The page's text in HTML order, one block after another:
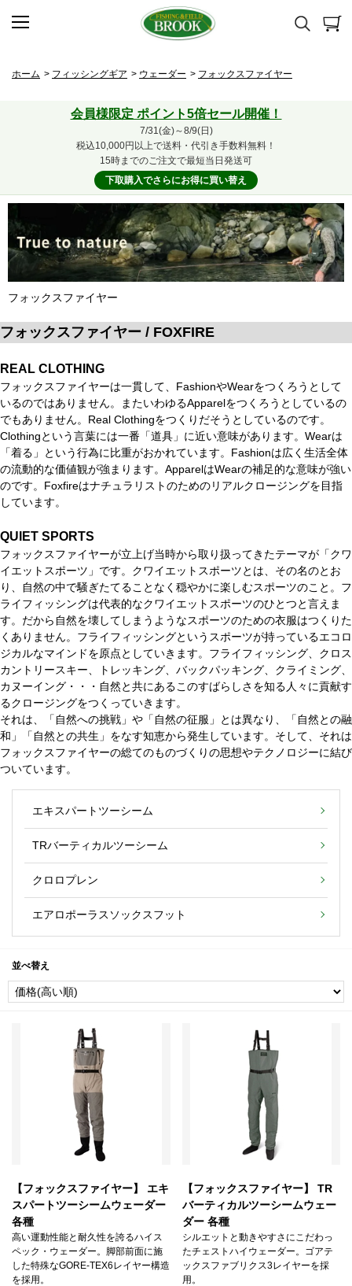
ホーム > フィッシングギア > ウェーダー > フォックスファイヤー
会員様限定 ポイント5倍セール開催！
7/31(金)～8/9(日)
税込10,000円以上で送料・代引き手数料無料！
15時までのご注文で最短当日発送可
下取購入でさらにお得に買い替え
フォックスファイヤー
フォックスファイヤー / FOXFIRE
REAL CLOTHING
フォックスファイヤーは一貫して、FashionやWearをつくろうとして
いるのではありません。またいわゆるApparelをつくろうとしているの
でもありません。Real Clothingをつくりだそうとしているのです。
Clothingという言葉には一番「道具」に近い意味があります。Wearは
「着る」という行為に比重がおかれています。Fashionは広く生活全体
の流動的な価値観が強まります。ApparelはWearの補足的な意味が強い
のです。Foxfireはナチュラリストのためのリアルクロージングを目指
しています。
QUIET SPORTS
フォックスファイヤーが立上げ当時から取り扱ってきたテーマが「クワ
イエットスポーツ」です。クワイエットスポーツとは、その名のとお
り、自然の中で騒ぎたてることなく穏やかに楽しむスポーツのこと。フ
ライフィッシングは代表的なクワイエットスポーツのひとつと言えま
す。だから自然を壊してしまうようなスポーツのための衣服はつくりた
くありません。フライフィッシングというスポーツが持っているエコロ
ジカルなマインドを原点としていきます。フライフィッシング、クロス
カントリースキー、トレッキング、バックパッキング、クライミング、
カヌーイング・・・自然と共にあるこのすばらしさを知る人々に貢献す
るクロージングをつくっていきます。
それは、「自然への挑戦」や「自然の征服」とは異なり、「自然との融
和」「自然との共生」をなす知恵から発生しています。そして、それは
フォックスファイヤーの総てのものづくりの思想やテクノロジーに結び
ついています。
エキスパートツーシーム
TRバーティカルツーシーム
クロロプレン
エアロポーラスソックスフット
並べ替え
【フォックスファイヤー】 エキ
スパートツーシームウェーダー
各種
高い運動性能と耐久性を誇るハイス
ペック・ウェーダー。脚部前面に施
した特殊なGORE-TEX6レイヤー構造
を採用。
【フォックスファイヤー】 TR
バーティカルツーシームウェー
ダー 各種
シルエットと動きやすさにこだわっ
たチェストハイウェーダー。ゴアテ
ックスファブリクス3レイヤーを採
用。